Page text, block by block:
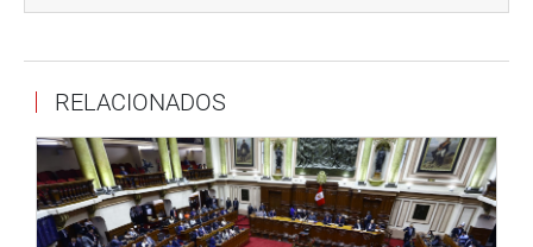
Agraria- son los legisladores Víctor Flores Ruiz (FP), Diego
colega Olivos y asumieron el compromiso de seguir
El congresista Acuña Peralta destacó que la agricultura
nacional es el segundo sector económico, después de la
minería, «que contribuye a la balanza comercial y es el
RELACIONADOS